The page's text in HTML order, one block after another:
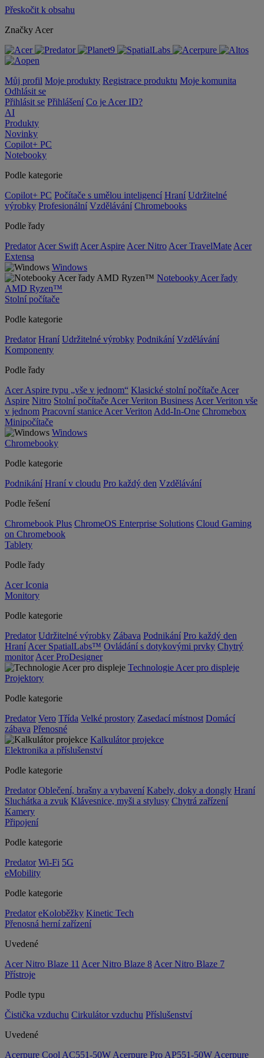
Přeskočit k obsahu
Značky Acer
Můj profil Moje produkty Registrace produktu Moje komunita
Odhlásit se
Přihlásit se Přihlášení Co je Acer ID?
AI
Produkty
Novinky
Copilot+ PC
Notebooky
Podle kategorie
Copilot+ PC Počítače s umělou inteligencí Hraní Udržitelné
výrobky Profesionální Vzdělávání Chromebooks
Podle řady
Predator Acer Swift Acer Aspire Acer Nitro Acer TravelMate Acer
Extensa
Windows
Notebooky Acer řady
AMD Ryzen™
Stolní počítače
Podle kategorie
Predator Hraní Udržitelné výrobky Podnikání Vzdělávání
Komponenty
Podle řady
Acer Aspire typu „vše v jednom“ Klasické stolní počítače Acer
Aspire Nitro Stolní počítače Acer Veriton Business Acer Veriton vše
v jednom Pracovní stanice Acer Veriton Add-In-One Chromebox
Minipočítače
Windows
Chromebooky
Podle kategorie
Podnikání Hraní v cloudu Pro každý den Vzdělávání
Podle řešení
Chromebook Plus ChromeOS Enterprise Solutions Cloud Gaming
on Chromebook
Tablety
Podle řady
Acer Iconia
Monitory
Podle kategorie
Predator Udržitelné výrobky Zábava Podnikání Pro každý den
Hraní Acer SpatialLabs™ Ovládání s dotykovými prvky Chytrý
monitor Acer ProDesigner
Technologie Acer pro displeje
Projektory
Podle kategorie
Predator Vero Třída Velké prostory Zasedací místnost Domácí
zábava Přenosné
Kalkulátor projekce
Elektronika a příslušenství
Podle kategorie
Predator Oblečení, brašny a vybavení Kabely, doky a dongly Hraní
Sluchátka a zvuk Klávesnice, myši a stylusy Chytrá zařízení
Kamery
Připojení
Podle kategorie
Predator Wi-Fi 5G
eMobility
Podle kategorie
Predator eKoloběžky Kinetic Tech
Přenosná herní zařízení
Uvedené
Acer Nitro Blaze 11 Acer Nitro Blaze 8 Acer Nitro Blaze 7
Přístroje
Podle typu
Čistička vzduchu Cirkulátor vzduchu Příslušenství
Uvedené
Acerpure Cool AC551-50W Acerpure Pro AP551-50W Acerpure